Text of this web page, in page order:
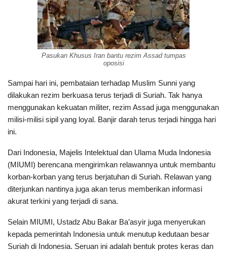
Pasukan Khusus Iran bantu rezim Assad tumpas
oposisi
Sampai hari ini, pembataian terhadap Muslim Sunni yang
dilakukan rezim berkuasa terus terjadi di Suriah. Tak hanya
menggunakan kekuatan militer, rezim Assad juga menggunakan
milisi-milisi sipil yang loyal. Banjir darah terus terjadi hingga hari
ini.
Dari Indonesia, Majelis Intelektual dan Ulama Muda Indonesia
(MIUMI) berencana mengirimkan relawannya untuk membantu
korban-korban yang terus berjatuhan di Suriah. Relawan yang
diterjunkan nantinya juga akan terus memberikan informasi
akurat terkini yang terjadi di sana.
Selain MIUMI, Ustadz Abu Bakar Ba’asyir juga menyerukan
kepada pemerintah Indonesia untuk menutup kedutaan besar
Suriah di Indonesia. Seruan ini adalah bentuk protes keras dan